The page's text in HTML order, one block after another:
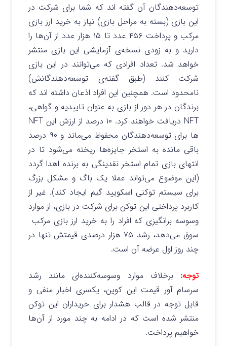
توسعه‌دهندگان آن گفته اند که شما برای شرکت در
این بازی (بسته به مراحل بازی) نیاز به خرید ارز بازی
مرکب و پرداخت ۴۵۶ عدد تا ۱۵ هزار عدد از آن‌ها را
دارید و به زودی نسخه‌ی آزمایشی این بازی منتشر
خواهد شد. تعداد افرادی که می‌توانند در این بازی
شرکت کنند (طبق گفته‌ی توسعه‌دهندگانش)
نامحدود است. همچنین این افراد اذعان داشته اند که
برندگان در هر دور از بازی به عنوان تاییدیه و گواهی،
NFT دریافت خواهند کرد. ۱۰ درصد از ارزش این NFT
ها برای توسعه‌دهندگان محفوظ می‌ماند و ۹۰ درصد
باقی مانده به استخر جایزه‌ها ریخته می‌شود تا در
انتهای بازی تمام استخر نقدینگی به برنده اهدا گردد
(این موضوع می‌تواند عملا یک باگ و مشکل بزرگ
برای سیستم توکنی اسکویید گیم ایجاد کند). غیر از
کاربرد پرداختی این توکن برای شرکت در بازی، از موارد
وسوسه برانگیزی که افراد را به خرید ارز بازی مرکب
سوق می‌دهد، رشد ۷۵ هزار درصدی قیمتش تنها در
چند روز اول عرضه آن است.
توجه: برخلاف موارد وسوسه‌کننده‌ای مانند رشد
سرسام آور قیمت این کوین، یکسری اخبار منفی و
قابل توجه در قالب هشدار برای خریداران این توکن
منتشر شده است که در ادامه به چند مورد از آن‌ها
خواهیم پرداخت.